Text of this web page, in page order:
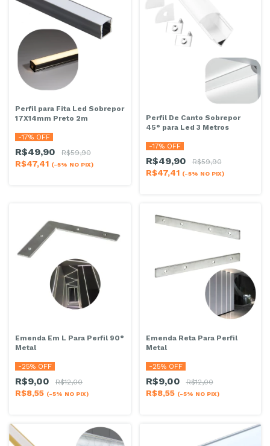
Perfil para Fita Led Sobrepor
17X14mm Preto 2m
-17% OFF
R$49,90 R$59,90
R$47,41 (-5% NO PIX)
Perfil De Canto Sobrepor
45° para Led 3 Metros
-17% OFF
R$49,90 R$59,90
R$47,41 (-5% NO PIX)
Emenda Em L Para Perfil 90°
Metal
-25% OFF
R$9,00 R$12,00
R$8,55 (-5% NO PIX)
Emenda Reta Para Perfil
Metal
-25% OFF
R$9,00 R$12,00
R$8,55 (-5% NO PIX)